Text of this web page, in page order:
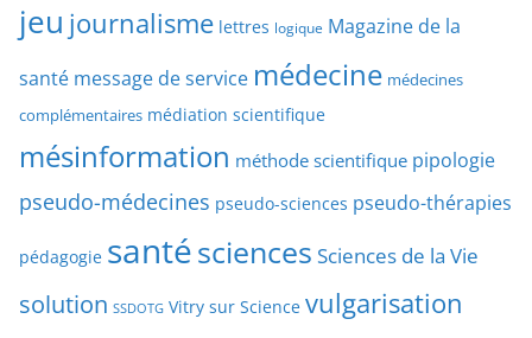
d
’
a
i
c
l
e
t
e
jeu journalisme lettres logique Magazine de la
santé message de service médecine médecines
complémentaires médiation scientifique
mésinformation méthode scientifique pipologie
pseudo-médecines pseudo-sciences pseudo-thérapies
pédagogie santésciences Sciences de la Vie
solution SSDOTG Vitry sur Science vulgarisation